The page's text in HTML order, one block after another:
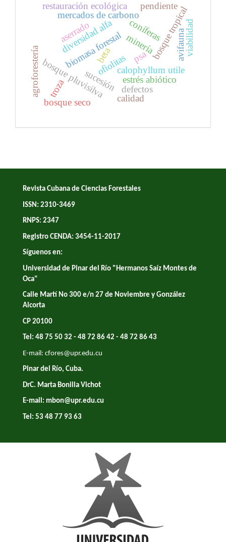
diversidad alfa
beta
ofiolitas
sucesión calophyllum utile
bosque pluvisilva
biomasa forestal
mercados de carbono
psabosque tropical
agroforestería
restauración ecológica
coníferas
estrés abiótico
minería
pendiente
troza defectos
aserrado
calidad
avifauna
bosque seco
viabilidad
Revista Cubana de Ciencias Forestales
ISSN: 2310-3469
RNPS: 2347
Registro CENDA: 3454-11-2017
Síguenos en:
Universidad de Pinar del Río "Hermanos Saíz Montes de
Oca"
Calle Martí No 300 e/n 27 de Noviembre y González
Alcorta
CP 20100
Tel: 48 75 50 32 - 48 72 86 42 - 48 72 86 43
E-mail: cfores@upr.edu.cu
Pinar del Río, Cuba.
DrC. Marta Bonilla Vichot
E-mail: mbon@upr.edu.cu
Tel: 53 48 77 93 63